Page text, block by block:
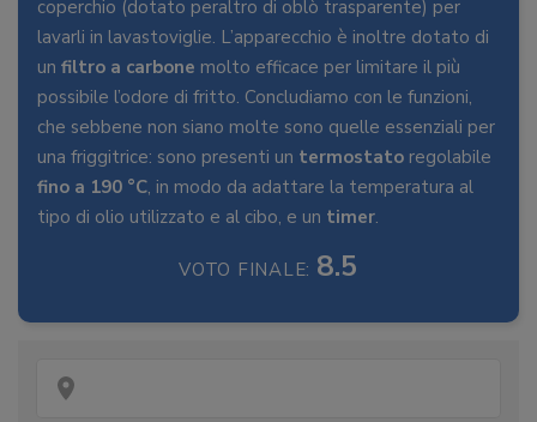
coperchio (dotato peraltro di oblò trasparente) per
lavarli in lavastoviglie. L’apparecchio è inoltre dotato di
un filtro a carbone molto efficace per limitare il più
possibile l’odore di fritto. Concludiamo con le funzioni,
che sebbene non siano molte sono quelle essenziali per
una friggitrice: sono presenti un termostato regolabile
fino a 190 °C, in modo da adattare la temperatura al
tipo di olio utilizzato e al cibo, e un timer.
VOTO FINALE: 8.5